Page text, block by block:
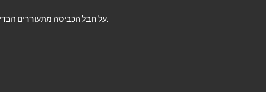
על חבל הכביסה מתעוררים הבדים לחיים ואנו פוגשים, חיות צבעוניות משחקות וצוחקות.